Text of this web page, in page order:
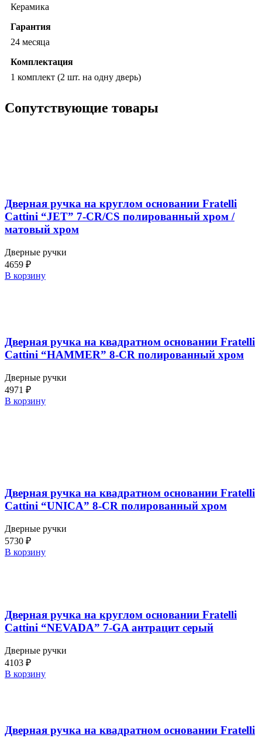
Керамика
Гарантия
24 месяца
Комплектация
1 комплект (2 шт. на одну дверь)
Сопутствующие товары
Дверная ручка на круглом основании Fratelli
Cattini “JET” 7-CR/CS полированный хром /
матовый хром
Дверные ручки
4659 ₽
В корзину
Дверная ручка на квадратном основании Fratelli
Cattini “HAMMER” 8-CR полированный хром
Дверные ручки
4971 ₽
В корзину
Дверная ручка на квадратном основании Fratelli
Cattini “UNICA” 8-CR полированный хром
Дверные ручки
5730 ₽
В корзину
Дверная ручка на круглом основании Fratelli
Cattini “NEVADA” 7-GA антрацит серый
Дверные ручки
4103 ₽
В корзину
Дверная ручка на квадратном основании Fratelli